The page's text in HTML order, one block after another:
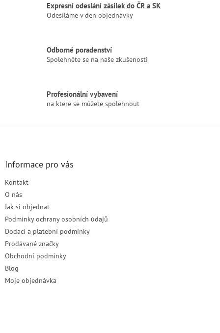
c
í
k
y
p
i
s
á
n
í
Expresní odeslání zásilek do ČR a SK
Odesíláme v den objednávky
Odborné poradenství
Spolehněte se na naše zkušenosti
Profesionální vybavení
na které se můžete spolehnout
Informace pro vás
Kontakt
O nás
Jak si objednat
Podmínky ochrany osobních údajů
Dodací a platební podmínky
Prodávané značky
Obchodní podmínky
Blog
Moje objednávka